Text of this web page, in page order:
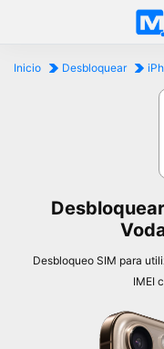
Inicio Desbloquear
Desbloqueo SIM para
IMEI